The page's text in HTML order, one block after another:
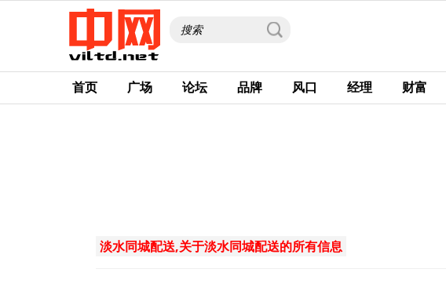
首页 广场 论坛 品牌 风口 经理 财富
淡水同城配送,关于淡水同城配送的所有信息